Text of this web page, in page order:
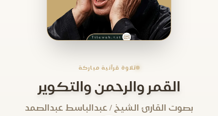
تلاوة قرآنية مباركة
القمر والرحمن والتكوير
بصوت القارئ الشيخ / عبدالباسط عبدالصمد